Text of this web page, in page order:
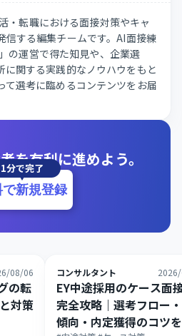
・転職における面接対策やキャ
信する編集チームです。AI面接練
の運営で得た知見や、企業選
に関する実践的なノウハウをもと
て選考に臨めるコンテンツをお届
を有利に進めよう。
1分で完了
で新規登録
08/06
の転
対策
コンサルタント
EY中途採用のケース面
完全攻略｜選考フロー
傾向・内定獲得のコツ